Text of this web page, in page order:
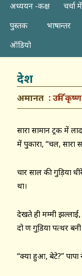
अध्ययन -कक्ष चर्चा में
पुस्तक
भाषान्तर
ऑडियो
देश
अमानत उर्मि कृष्ण
सारा सामान ट्रक में
में पुकारा, ‘‘चल, सारा
चार साल की गुड़िया
था।
देखते ही मम्मी झल्लाई,
दो क्षण गुडि़या पत्थर
‘‘क्या हुआ, बेटे?’’